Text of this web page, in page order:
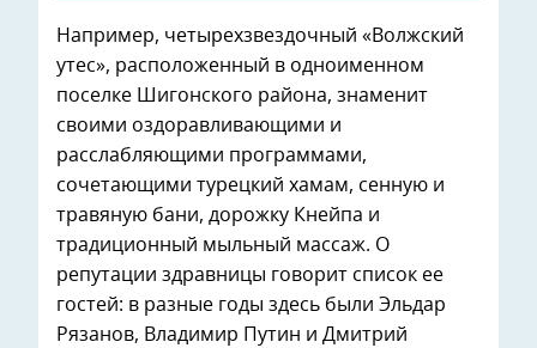
Например, четырехзвездочный «Волжский
утес», расположенный в одноименном
поселке Шигонского района, знаменит
своими оздоравливающими и
расслабляющими программами,
сочетающими турецкий хамам, сенную и
травяную бани, дорожку Кнейпа и
традиционный мыльный массаж. О
репутации здравницы говорит список ее
гостей: в разные годы здесь были Эльдар
Рязанов, Владимир Путин и Дмитрий